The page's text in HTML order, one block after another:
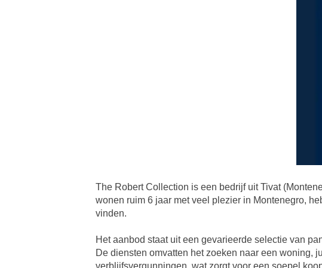
The Robert Collection is een bedrijf uit Tivat
wonen ruim 6 jaar met veel plezier in Montenegro,
vinden.
Het aanbod staat uit een gevarieerde selectie van
De diensten omvatten het zoeken naar een woning,